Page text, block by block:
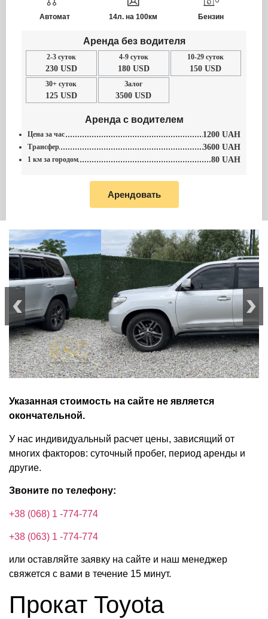
Указанная стоимость на сайте не является
окончательной.
У нас индивидуальный расчет цены, зависящий от
многих факторов: суточный пробег, период аренды и
другие.
Звоните по телефону:
+38 (068) 1 -774-774
+38 (063) 1 -774-774
или оставляйте заявку на сайте и наш менеджер
свяжется с вами в течение 15 минут.
Прокат Toyota
Автомат 14л. на 100км Бензин
Аренда без водителя
2-3 суток
230 USD
4-9 суток
180 USD
10-29 суток
150 USD
30+ суток
125 USD
Залог
3500 USD
Аренда с водителем
Цена за час 1200 UAH
Трансфер 3600 UAH
1 км за городом 80 UAH
Арендовать